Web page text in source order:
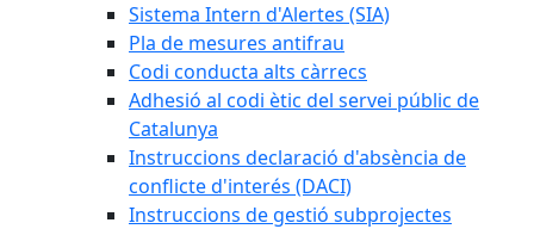
Sistema Intern d'Alertes (SIA)
Pla de mesures antifrau
Codi conducta alts càrrecs
Adhesió al codi ètic del servei públic de
Catalunya
Instruccions declaració d'absència de
conflicte d'interés (DACI)
Instruccions de gestió subprojectes